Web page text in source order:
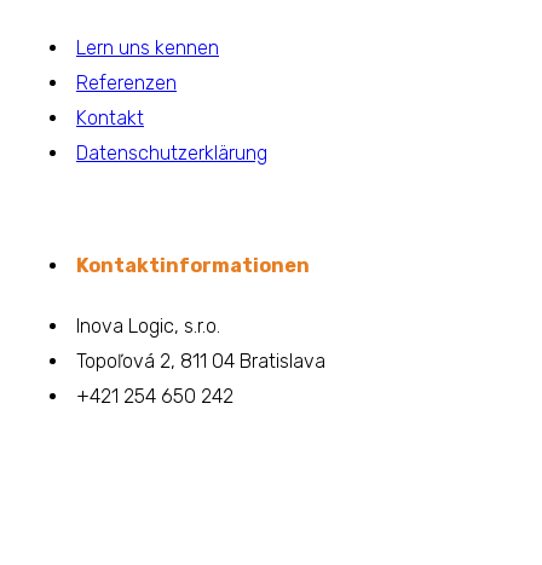
Lern uns kennen
Referenzen
Kontakt
Datenschutzerklärung
Kontaktinformationen
Inova Logic, s.r.o.
Topoľová 2, 811 04 Bratislava
+421 254 650 242